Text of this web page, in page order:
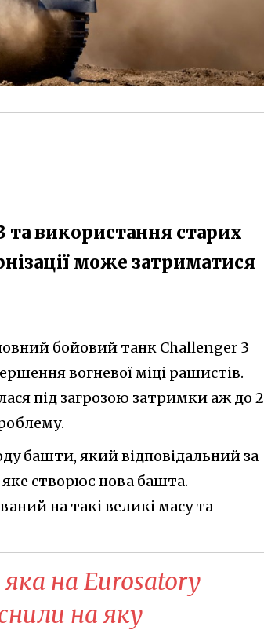
та використання старих
може затриматися
бойовий танк Challenger 3
вогневої міці рашистів.
під загрозою затримки аж до 2
башти, який відповідальний за
створює нова башта.
на такі великі масу та
яка на Eurosatory
на яку